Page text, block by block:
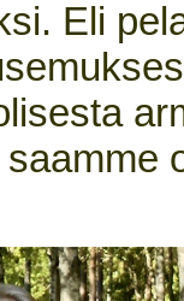
Eli